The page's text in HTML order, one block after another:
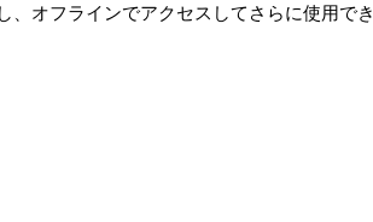
、オフラインでアクセスしてさらに使用でき